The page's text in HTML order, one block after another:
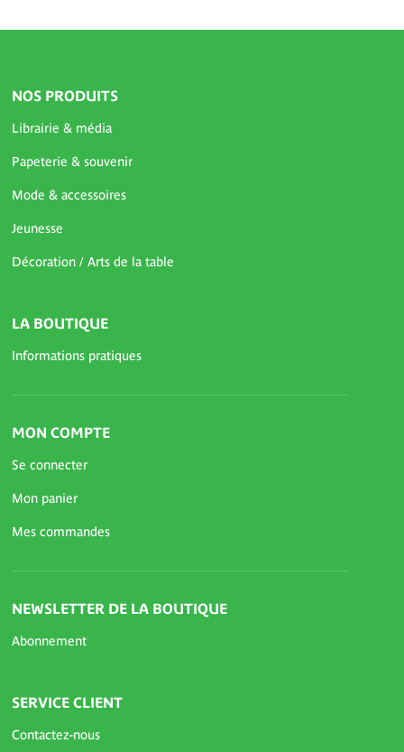
NOS PRODUITS
Librairie & média
Papeterie & souvenir
Mode & accessoires
Jeunesse
Décoration / Arts de la table
LA BOUTIQUE
Informations pratiques
MON COMPTE
Se connecter
Mon panier
Mes commandes
NEWSLETTER DE LA BOUTIQUE
Abonnement
SERVICE CLIENT
Contactez-nous